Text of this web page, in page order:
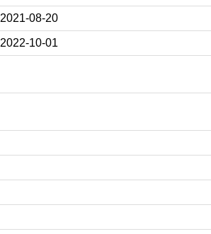
2021-08-20
2022-10-01